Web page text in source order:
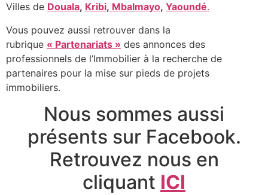
Villes de Douala, Kribi, Mbalmayo, Yaoundé.
Vous pouvez aussi retrouver dans la
rubrique « Partenariats » des annonces des
professionnels de l’Immobilier à la recherche de
partenaires pour la mise sur pieds de projets
immobiliers.
Nous sommes aussi
présents sur Facebook.
Retrouvez nous en
cliquant ICI